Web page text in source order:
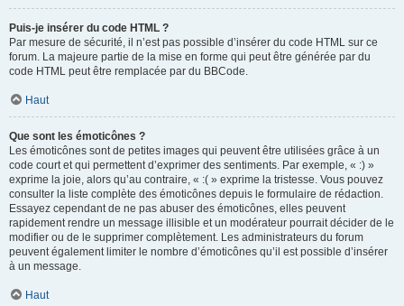
Puis-je insérer du code HTML ?
Par mesure de sécurité, il n’est pas possible d’insérer du code HTML sur ce
forum. La majeure partie de la mise en forme qui peut être générée par du
code HTML peut être remplacée par du BBCode.
Haut
Que sont les émoticônes ?
Les émoticônes sont de petites images qui peuvent être utilisées grâce à un
code court et qui permettent d’exprimer des sentiments. Par exemple, « :) »
exprime la joie, alors qu’au contraire, « :( » exprime la tristesse. Vous pouvez
consulter la liste complète des émoticônes depuis le formulaire de rédaction.
Essayez cependant de ne pas abuser des émoticônes, elles peuvent
rapidement rendre un message illisible et un modérateur pourrait décider de le
modifier ou de le supprimer complètement. Les administrateurs du forum
peuvent également limiter le nombre d’émoticônes qu’il est possible d’insérer
à un message.
Haut